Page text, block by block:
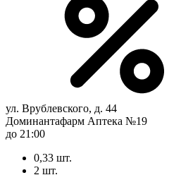
ул. Врублевского, д. 44
Доминантафарм Аптека №19
до 21:00
0,33 шт.
2 шт.